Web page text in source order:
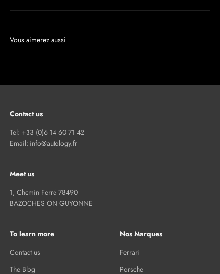
Contact us
Tel: +33 (0)6 14 60 71 42
Email: info@autology.fr
Meet us
1, Chemin Ferré 78490
BAZOCHES ON GUYONNE
To learn more
Contact us
The Blog
Nos Marques
Ferrari
Porsche